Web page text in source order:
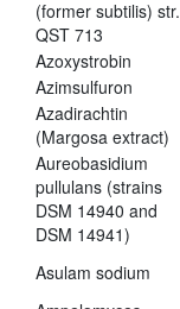
(former subtilis) str.
QST 713
Azoxystrobin
Azimsulfuron
Azadirachtin
(Margosa extract)
Aureobasidium
pullulans (strains
DSM 14940 and
DSM 14941)
Asulam sodium